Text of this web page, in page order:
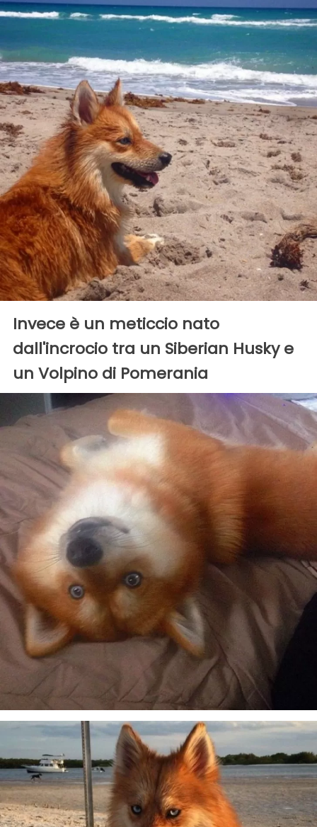
Invece è un meticcio nato
dall'incrocio tra un Siberian Husky e
un Volpino di Pomerania